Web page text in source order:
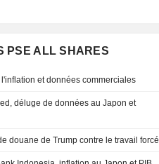
PSE ALL SHARES
et données commerciales
déluge de données au Japon et
douane de Trump contre le travail forcé